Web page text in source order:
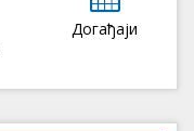
Догађаји